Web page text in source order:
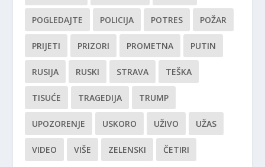
POGLEDAJTE POLICIJA POTRES POŽAR
PRIJETI PRIZORI PROMETNA PUTIN
RUSIJA RUSKI STRAVA TEŠKA
TISUĆE TRAGEDIJA TRUMP
UPOZORENJE USKORO UŽIVO UŽAS
VIDEO VIŠE ZELENSKI ČETIRI